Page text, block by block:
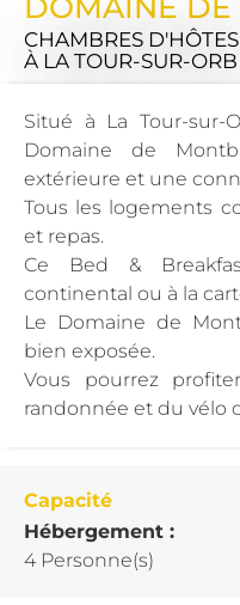
CHAMBRES
À LA TOUR-SUR-ORB
Situé à La Tour-sur-
Domaine de
extérieure et une
Tous les logements
et repas.
Ce Bed &
continental ou à la
Le Domaine de
bien exposée.
Vous pourrez
randonnée et du vélo
Capacité
Hébergement :
4 Personne(s)